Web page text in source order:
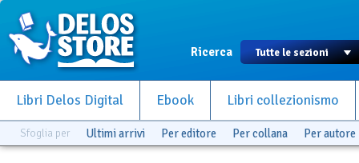
Ricerca
Libri Delos Digital Ebook Libri collezionismo
Sfoglia per Ultimi arrivi Per editore Per collana Per autore